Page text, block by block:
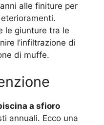
alle finiture per
le giunture tra le
l’infiltrazione di
di muffe.
a sfioro
annuali. Ecco una